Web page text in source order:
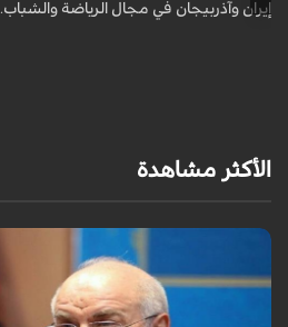
إيران وآذربيجان في مجال الرياضة والشباب.
الأكثر مشاهدة